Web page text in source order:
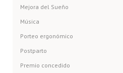
Mejora del Sueño
Música
Porteo ergonómico
Postparto
Premio concedido